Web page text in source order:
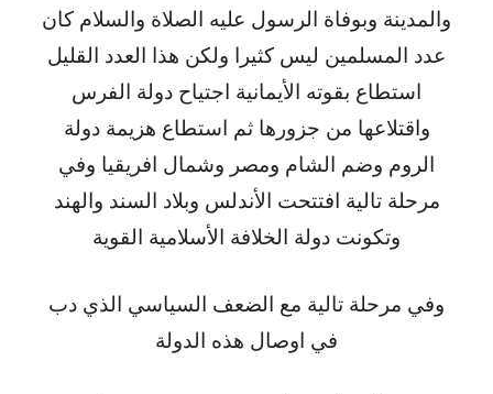
والمدينة وبوفاة الرسول عليه الصلاة والسلام كان
عدد المسلمين ليس كثيرا ولكن هذا العدد القليل
استطاع بقوته الأيمانية اجتياح دولة الفرس
واقتلاعها من جزورها ثم استطاع هزيمة دولة
الروم وضم الشام ومصر وشمال افريقيا وفي
مرحلة تالية افتتحت الأندلس وبلاد السند والهند
وتكونت دولة الخلافة الأسلامية القوية
وفي مرحلة تالية مع الضعف السياسي الذي دب
في اوصال هذه الدولة